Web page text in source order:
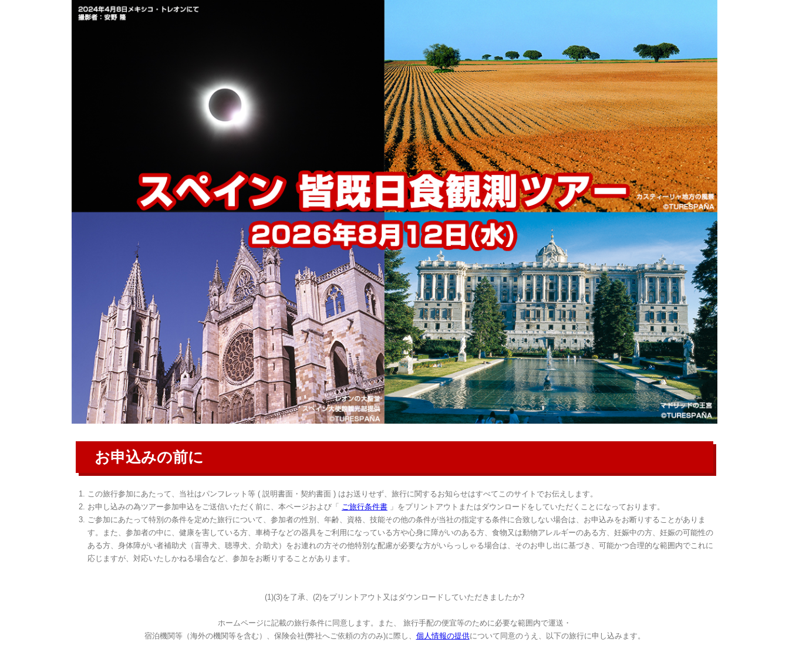
お申込みの前に
この旅行参加にあたって、当社はパンフレット等 ( 説明書面・契約書面 ) はお送りせず、旅行に関するお知らせはすべてこのサイトでお伝えします。
お申し込みの為ツアー参加申込をご送信いただく前に、本ページおよび「 ご旅行条件書 」をプリントアウトまたはダウンロードをしていただくことになっております。
ご参加にあたって特別の条件を定めた旅行について、参加者の性別、年齢、資格、技能その他の条件が当社の指定する条件に合致しない場合は、お申込みをお断りすることがありま
す。また、参加者の中に、健康を害している方、車椅子などの器具をご利用になっている方や心身に障がいのある方、食物又は動物アレルギーのある方、妊娠中の方、妊娠の可能性の
ある方、身体障がい者補助犬（盲導犬、聴導犬、介助犬）をお連れの方その他特別な配慮が必要な方がいらっしゃる場合は、そのお申し出に基づき、可能かつ合理的な範囲内でこれに
応じますが、対応いたしかねる場合など、参加をお断りすることがあります。
(1)(3)を了承、(2)をプリントアウト又はダウンロードしていただきましたか?
ホームページに記載の旅行条件に同意します。また、 旅行手配の便宜等のために必要な範囲内で運送・
宿泊機関等（海外の機関等を含む）、保険会社(弊社へご依頼の方のみ)に際し、 個人情報の提供について同意のうえ、以下の旅行に申し込みます。